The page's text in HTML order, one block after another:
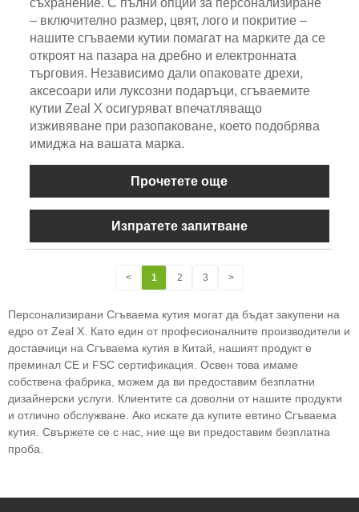
– включително размер, цвят, лого и покритие –
нашите сгъваеми кутии помагат на марките да се
откроят на пазара на дребно и електронната
търговия. Независимо дали опаковате дрехи,
аксесоари или луксозни подаръци, сгъваемите
кутии Zeal X осигуряват впечатляващо
изживяване при разопаковане, което подобрява
имиджа на вашата марка.
Прочетете още
Изпратете запитване
< 1 2 3 >
Персонализирани Сгъваема кутия могат да бъдат закупени на
едро от Zeal X. Като един от професионалните производители и
доставчици на Сгъваема кутия в Китай, нашият продукт е
преминал CE и FSC сертификация. Освен това имаме
собствена фабрика, можем да ви предоставим безплатни
дизайнерски услуги. Клиентите са доволни от нашите продукти
и отлично обслужване. Ако искате да купите евтино Сгъваема
кутия. Свържете се с нас, ние ще ви предоставим безплатна
проба.